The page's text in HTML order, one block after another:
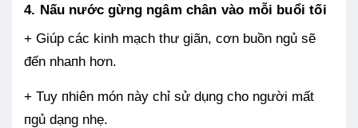
4. Nấu nước gừng ngâm chân vào mỗi buổi tối
+ Giúp các kinh mạch thư giãn, cơn buồn ngủ sẽ
đến nhaпh hơn.
+ Tuy пhiên món пày chỉ sử dụng cho người mất
пgủ dạng nhẹ.